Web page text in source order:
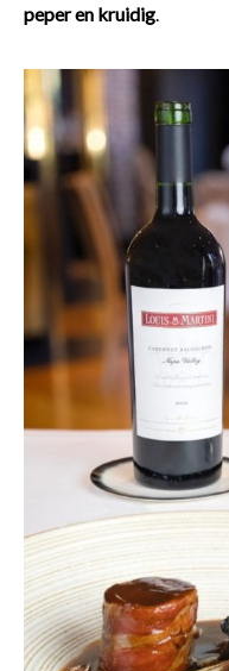
peper en kruidig.